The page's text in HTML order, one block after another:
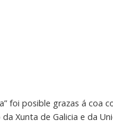
foi posible grazas á coa
Xunta de Galicia e da